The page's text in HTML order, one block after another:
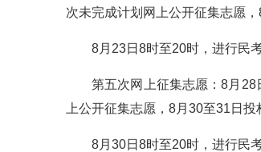
次未完成计划网上公开征集志愿，
8月23日8时至20时，进行民
第五次网上征集志愿：8月
上公开征集志愿，8月30至31日投
8月30日8时至20时，进行民